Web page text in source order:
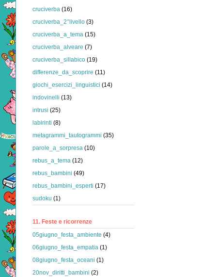
cruciverba (16)
cruciverba_2°livello (3)
cruciverba_a_tema (15)
cruciverba_alveare (7)
cruciverba_sillabico (19)
differenze_da_scoprire (11)
giochi_esercizi_linguistici (14)
indovinelli (13)
intrusi (25)
labirinti (8)
metagrammi_tautogrammi (35)
parole_a_sorpresa (10)
rebus_a_tema (12)
rebus_bambini (49)
rebus_bambini_esperti (17)
sudoku (1)
11. Feste e ricorrenze
05giugno_festa_ambiente (4)
06giugno_festa_empatia (1)
08giugno_festa_oceani (1)
20nov_diritti_bambini (2)